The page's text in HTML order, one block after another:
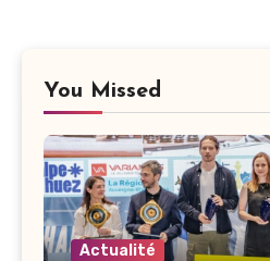
You Missed
Actualité